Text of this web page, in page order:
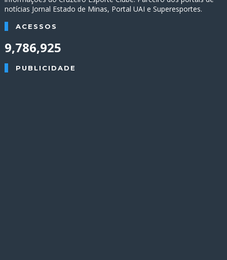
notícias Jornal Estado de Minas, Portal UAI e Superesportes.
ACESSOS
9,786,925
PUBLICIDADE